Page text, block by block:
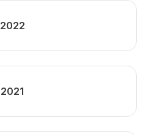
2022
2021